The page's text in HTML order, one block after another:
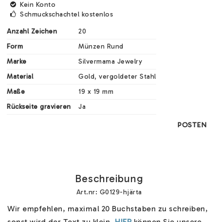
Kein Konto
Schmuckschachtel kostenlos
Anzahl Zeichen
20
Form
Münzen Rund
Marke
Silvermama Jewelry
Material
Gold, vergoldeter Stahl
Maße
19 x 19 mm
Rückseite gravieren
Ja
POSTEN
Beschreibung
Art.nr: G0129-hjärta
Wir empfehlen, maximal 20 Buchstaben zu schreiben,